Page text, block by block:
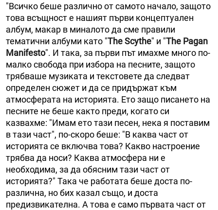
"Всичко беше различно от самото начало, защото
това всъщност е нашият първи концептуален
албум, макар в миналото да сме правили
тематични албуми като "The Scythe" и "The Pagan
Manifesto". И така, за първи път имахме много по-
малко свобода при избора на песните, защото
трябваше музиката и текстовете да следват
определен сюжет и да се придържат към
атмосферата на историята. Ето защо писането на
песните не беше както преди, когато си
казвахме: "Имам ето тази песен, нека я поставим
в тази част", по-скоро беше: "В каква част от
историята се включва това? Какво настроение
трябва да носи? Каква атмосфера ни е
необходима, за да обясним тази част от
историята?" Така че работата беше доста по-
различна, но бих казал също, и доста
предизвикателна. А това е само първата част от